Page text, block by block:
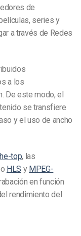
de
series y
a través de Redes
a los
De este modo, el
se transfiere
y el uso de ancho
top, las
HLS y MPEG-
en función
rendimiento del